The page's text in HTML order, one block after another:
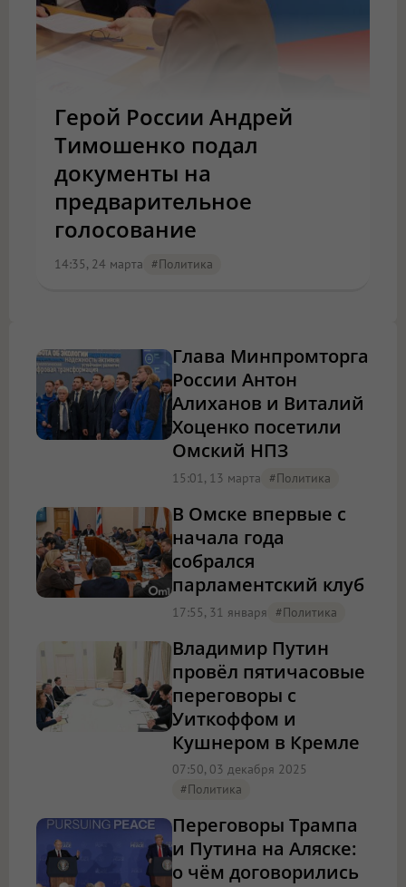
Герой России Андрей
Тимошенко подал
документы на
предварительное
голосование
14:35, 24 марта #Политика
Глава Минпромторга
России Антон
Алиханов и Виталий
Хоценко посетили
Омский НПЗ
15:01, 13 марта #Политика
В Омске впервые с
начала года
собрался
парламентский клуб
17:55, 31 января #Политика
Владимир Путин
провёл пятичасовые
переговоры с
Уиткоффом и
Кушнером в Кремле
07:50, 03 декабря 2025
#Политика
Переговоры Трампа
и Путина на Аляске:
о чём договорились